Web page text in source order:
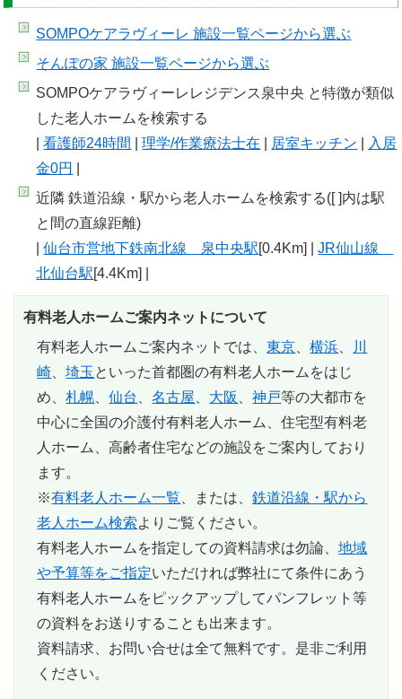
SOMPOケアラヴィーレ 施設一覧ページから選ぶ
そんぽの家 施設一覧ページから選ぶ
SOMPOケアラヴィーレレジデンス泉中央 と特徴が類似
した老人ホームを検索する
|看護師24時間 |理学/作業療法士在 居室キッチン
入居
金0円
近隣 鉄道沿線・駅から老人ホームを検索する([ ]内は駅
と間の直線距離)
|仙台市営地下鉄南北線 泉中央駅[0.4Km] |JR仙山線
北仙台駅[4.4Km] |
有料老人ホームご案内ネットについて
有料老人ホームご案内ネットでは、東京 、横浜
川
崎 、埼玉 といった首都圏の有料老人ホームをはじ
め、札幌 、仙台 、名古屋 大阪 、神戸等の大都市を
中心に全国の介護付有料老人ホーム、住宅型有料老
人ホーム、高齢者住宅などの施設をご案内しており
ます。
※有料老人ホーム一覧 、または、鉄道沿線・駅から
老人ホーム検索よりご覧ください。
有料老人ホームを指定しての資料請求は勿論、地域
や予算等をご指定いただければ弊社にて条件にあう
有料老人ホームをピックアップしてパンフレット等
の資料をお送りすることも出来ます。
資料請求、お問い合せは全て無料です。是非ご利用
ください。